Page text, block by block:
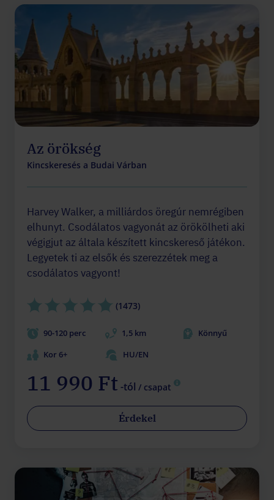
Az örökség
Kincskeresés a Budai Várban
Harvey Walker, a milliárdos öregúr nemrégiben
elhunyt. Csodálatos vagyonát az örökölheti aki
végigjut az általa készített kincskereső játékon.
Legyetek ti az elsők és szerezzétek meg a
csodálatos vagyont!
(1473)
90-120 perc 1,5 km
Könnyű
Kor 6+
HU/EN
11 990 Ft -tól / csapat
Érdekel